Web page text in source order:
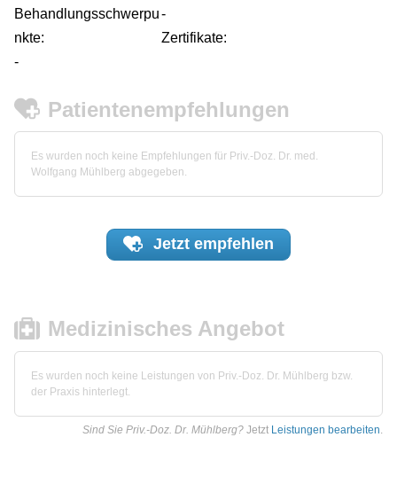
Behandlungsschwerpu
nkte:
-
Zertifikate:
-
Patientenempfehlungen
Es wurden noch keine Empfehlungen für Priv.-Doz. Dr. med.
Wolfgang Mühlberg abgegeben.
Jetzt empfehlen
Medizinisches Angebot
Es wurden noch keine Leistungen von Priv.-Doz. Dr. Mühlberg bzw.
der Praxis hinterlegt.
Sind Sie Priv.-Doz. Dr. Mühlberg? Jetzt Leistungen bearbeiten.